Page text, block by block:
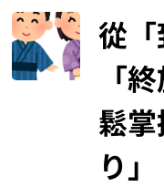
從
「
鬆
り」